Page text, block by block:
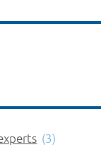
(3)